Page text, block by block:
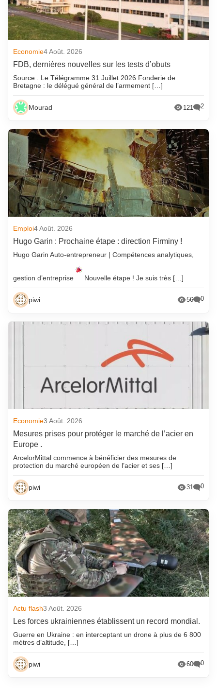
Economie4 Août. 2026
FDB, dernières nouvelles sur les tests d’obuts
Source : Le Télégramme 31 Juillet 2026 Fonderie de
Bretagne : le délégué général de l’armement […]
Mourad 121 2
Emploi4 Août. 2026
Hugo Garin : Prochaine étape : direction Firminy !
Hugo Garin Auto-entrepreneur | Compétences analytiques,
gestion d’entreprise Nouvelle étape ! Je suis très […]
piwi 56 0
Economie3 Août. 2026
Mesures prises pour protéger le marché de l’acier en
Europe .
ArcelorMittal commence à bénéficier des mesures de
protection du marché européen de l’acier et ses […]
piwi 31 0
Actu flash3 Août. 2026
Les forces ukrainiennes établissent un record mondial.
Guerre en Ukraine : en interceptant un drone à plus de 6 800
mètres d’altitude, […]
piwi 60 0